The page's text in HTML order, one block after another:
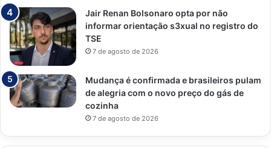
Jair Renan Bolsonaro opta por não
informar orientação s3xual no registro do
TSE
7 de agosto de 2026
Mudança é confirmada e brasileiros pulam
de alegria com o novo preço do gás de
cozinha
7 de agosto de 2026